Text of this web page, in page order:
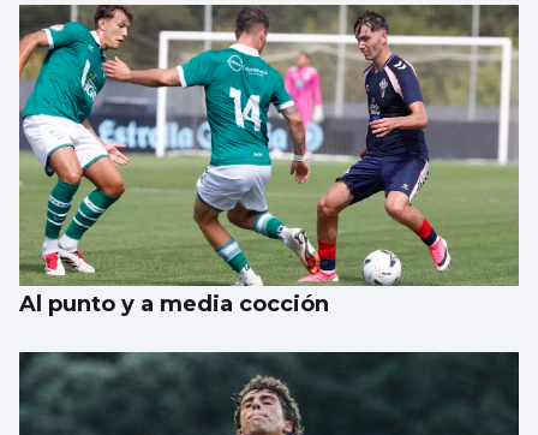
Al punto y a media cocción